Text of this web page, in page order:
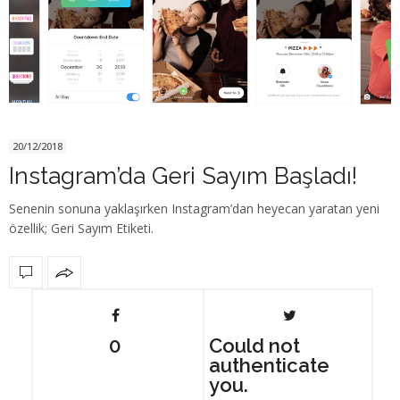
20/12/2018
Instagram’da Geri Sayım Başladı!
Senenin sonuna yaklaşırken Instagram’dan heyecan yaratan yeni
özellik; Geri Sayım Etiketi.
0
Could not
authenticate
you.